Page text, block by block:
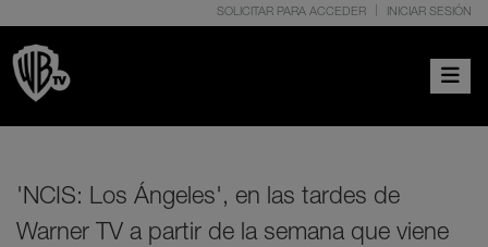
SOLICITAR PARA ACCEDER INICIAR SESIÓN
Toggle
'NCIS: Los Ángeles', en las tardes de
Warner TV a partir de la semana que viene